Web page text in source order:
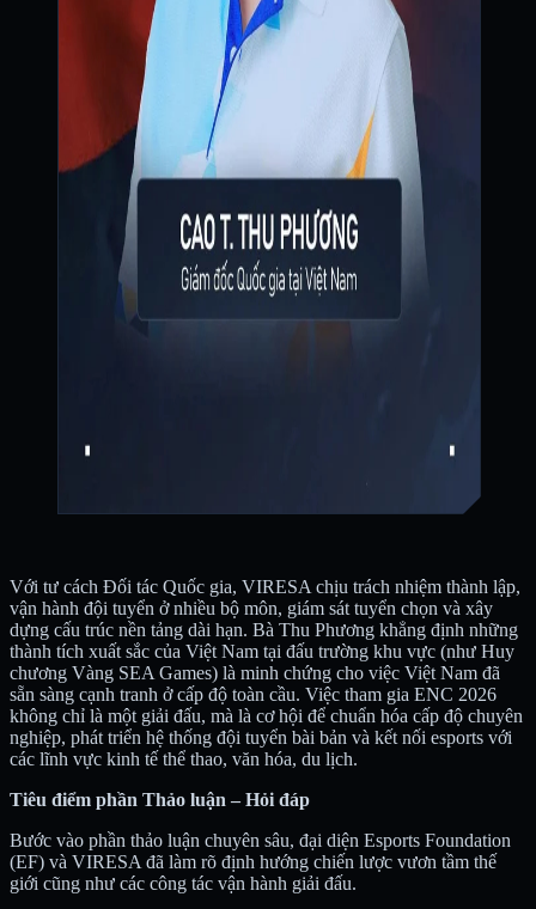
Với tư cách Đối tác Quốc gia, VIRESA chịu trách nhiệm thành lập,
vận hành đội tuyển ở nhiều bộ môn, giám sát tuyển chọn và xây
dựng cấu trúc nền tảng dài hạn. Bà Thu Phương khẳng định những
thành tích xuất sắc của Việt Nam tại đấu trường khu vực (như Huy
chương Vàng SEA Games) là minh chứng cho việc Việt Nam đã
sẵn sàng cạnh tranh ở cấp độ toàn cầu. Việc tham gia ENC 2026
không chỉ là một giải đấu, mà là cơ hội để chuẩn hóa cấp độ chuyên
nghiệp, phát triển hệ thống đội tuyển bài bản và kết nối esports với
các lĩnh vực kinh tế thể thao, văn hóa, du lịch.
Tiêu điểm phần Thảo luận – Hỏi đáp
Bước vào phần thảo luận chuyên sâu, đại diện Esports Foundation
(EF) và VIRESA đã làm rõ định hướng chiến lược vươn tầm thế
giới cũng như các công tác vận hành giải đấu.